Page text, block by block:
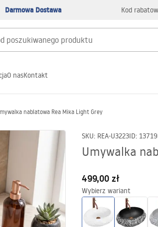
Darmowa Dostawa Kod
O nasKontakt
nablatowa Rea Mika Light Grey
SKU: REA-U3223ID: 13719
Umywalka
499,00 zł
Wybierz wariant